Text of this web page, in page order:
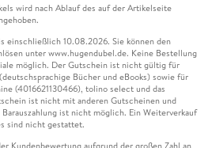
wird nach Ablauf des auf der Artikelseite
einschließlich 10.08.2026. Sie können den
unter www.hugendubel.de. Keine Bestellung
möglich. Der Gutschein ist nicht gültig für
Bücher und eBooks) sowie für
(4016621130466), tolino select und das
ist nicht mit anderen Gutscheinen und
ist nicht möglich. Ein Weiterverkauf
sind nicht gestattet.
Kundenbewertung aufgrund der großen Zahl an